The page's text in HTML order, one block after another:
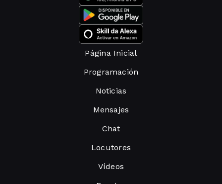
Página Inicial
Programación
Noticias
Mensajes
Chat
Locutores
Vídeos